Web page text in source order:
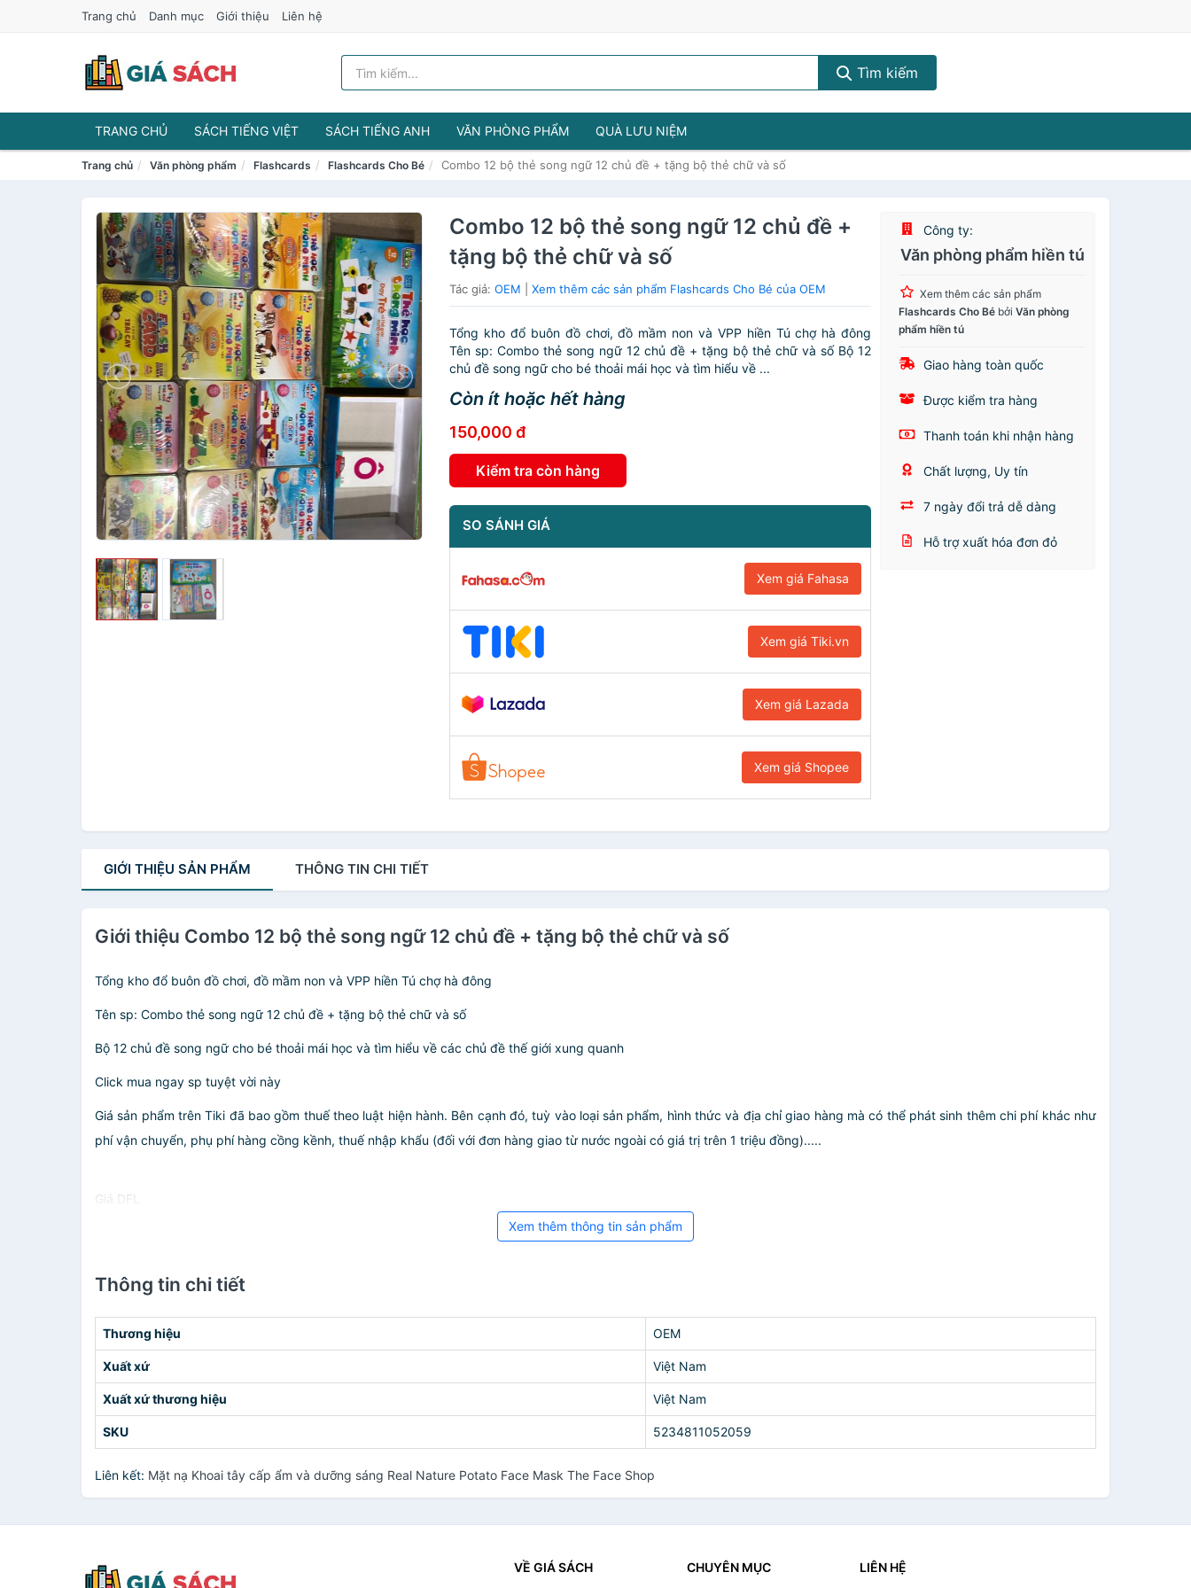
Trang chủ Danh mục Giới thiệu Liên hệ
Tìm kiếm
TRANG CHỦ SÁCH TIẾNG VIỆT SÁCH TIẾNG ANH VĂN PHÒNG PHẨM QUÀ LƯU NIỆM
Trang chủ Văn phòng phẩm Flashcards Flashcards Cho Bé Combo 12 bộ thẻ song ngữ 12 chủ đề + tặng bộ thẻ chữ và số
Combo 12 bộ thẻ song ngữ 12 chủ đề +
tặng bộ thẻ chữ và số
Tác giả:OEM |Xem thêm các sản phẩm Flashcards Cho Bé của OEM
Tổng kho đổ buôn đồ chơi, đồ mầm non và VPP hiền Tú chợ hà đông
Tên sp: Combo thẻ song ngữ 12 chủ đề + tặng bộ thẻ chữ và số Bộ 12
chủ đề song ngữ cho bé thoải mái học và tìm hiểu về ...
Còn ít hoặc hết hàng
150,000 đ
Kiểm tra còn hàng
SO SÁNH GIÁ
Xem giá Fahasa
Xem giá Tiki.vn
Xem giá Lazada
Xem giá Shopee
Công ty:
Văn phòng phẩm hiền tú
Xem thêm các sản phẩm
Flashcards Cho Bé bởiVăn phòng
phẩm hiền tú
Giao hàng toàn quốc
Được kiểm tra hàng
Thanh toán khi nhận hàng
Chất lượng, Uy tín
7 ngày đổi trả dễ dàng
Hỗ trợ xuất hóa đơn đỏ
GIỚI THIỆU SẢN PHẨM THÔNG TIN CHI TIẾT
Giới thiệu Combo 12 bộ thẻ song ngữ 12 chủ đề + tặng bộ thẻ chữ và số
Tổng kho đổ buôn đồ chơi, đồ mầm non và VPP hiền Tú chợ hà đông
Tên sp: Combo thẻ song ngữ 12 chủ đề + tặng bộ thẻ chữ và số
Bộ 12 chủ đề song ngữ cho bé thoải mái học và tìm hiểu về các chủ đề thế giới xung quanh
Click mua ngay sp tuyệt vời này
Giá sản phẩm trên Tiki đã bao gồm thuế theo luật hiện hành. Bên cạnh đó, tuỳ vào loại sản phẩm, hình thức và địa chỉ giao hàng mà có thể phát sinh thêm chi phí khác như
phí vận chuyển, phụ phí hàng cồng kềnh, thuế nhập khẩu (đối với đơn hàng giao từ nước ngoài có giá trị trên 1 triệu đồng).....
Giá DFL
Xem thêm thông tin sản phẩm
Thông tin chi tiết
Thương hiệu OEM
Xuất xứ Việt Nam
Xuất xứ thương hiệu Việt Nam
SKU 5234811052059
Liên kết: Mặt nạ Khoai tây cấp ẩm và dưỡng sáng Real Nature Potato Face Mask The Face Shop
VỀ GIÁ SÁCH CHUYÊN MỤC LIÊN HỆ